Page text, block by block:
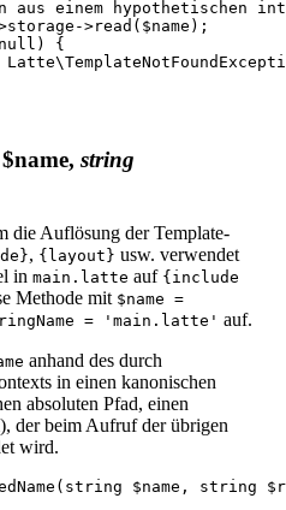
$name, string
die Auflösung der Template-
, {layout} usw. verwendet
in main.latte auf {include
Methode mit $name =
= 'main.latte' auf.
anhand des durch
in einen kanonischen
absoluten Pfad, einen
der beim Aufruf der übrigen
wird.
$name, string